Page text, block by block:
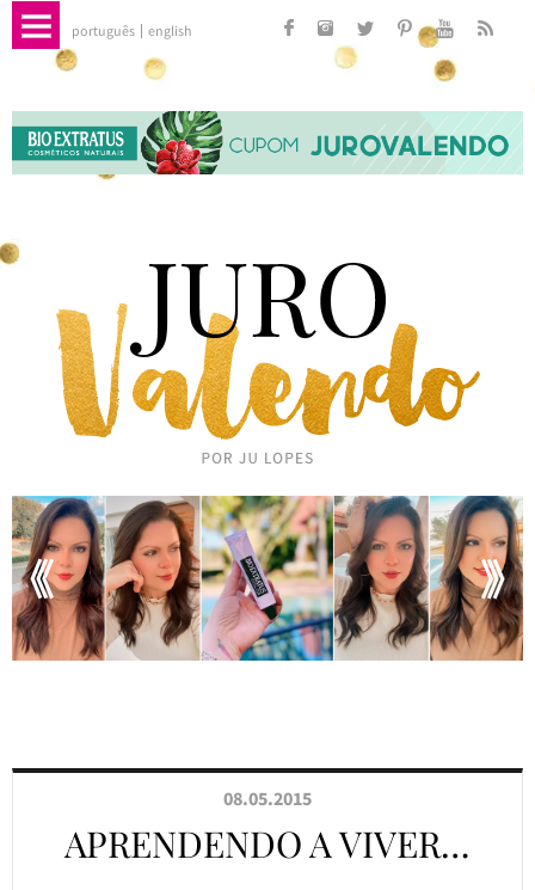
português english
08.05.2015
APRENDENDO A VIVER…